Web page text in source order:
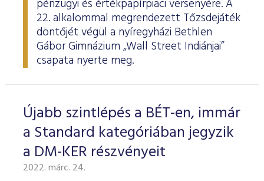
pénzügyi és értékpapírpiaci versenyére. A
22. alkalommal megrendezett Tőzsdejáték
döntőjét végül a nyíregyházi Bethlen
Gábor Gimnázium „Wall Street Indiánjai”
csapata nyerte meg.
Újabb szintlépés a BÉT-en, immár
a Standard kategóriában jegyzik
a DM-KER részvényeit
2022. márc. 24.